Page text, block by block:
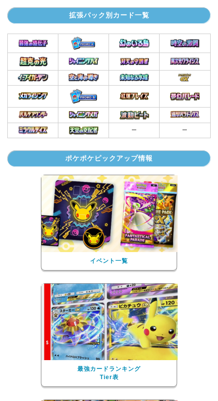
拡張パック別カード一覧
ー ー
ポケポケピックアップ情報
イベント一覧
最強カードランキング
Tier表